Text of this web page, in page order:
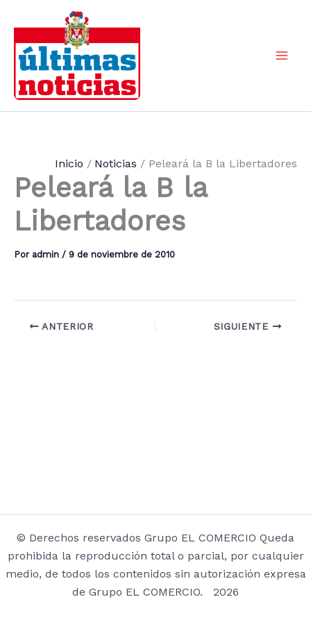
contenido
Inicio Noticias Peleará la B la Libertadores
Peleará la B la
Libertadores
Por admin / 9 de noviembre de 2010
ANTERIOR SIGUIENTE
© Derechos reservados Grupo EL COMERCIO Queda
prohibida la reproducción total o parcial, por cualquier
medio, de todos los contenidos sin autorización expresa
de Grupo EL COMERCIO. 2026